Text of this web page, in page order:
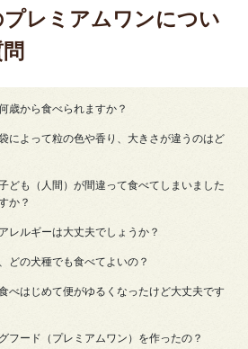
レミアムワンについ
歳から食べられますか？
によって粒の色や香り、大きさが違うのはど
ども（人間）が間違って食べてしまいました
か？
レルギーは大丈夫でしょうか？
どの犬種でも食べてよいの？
べはじめて便がゆるくなったけど大丈夫です
フード（プレミアムワン）を作ったの？